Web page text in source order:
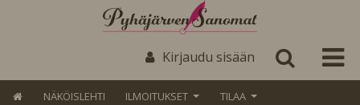
Kirjaudu sisään
NÄKÖISLEHTI ILMOITUKSET TILAA